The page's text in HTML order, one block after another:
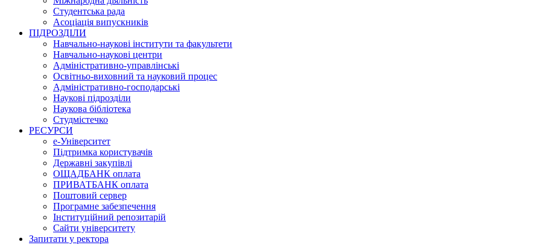
Студентська рада
Асоціація випускників
ПІДРОЗДІЛИ
Навчально-наукові інститути та факультети
Навчально-наукові центри
Адміністративно-управлінські
Освітньо-виховний та науковий процес
Адміністративно-господарські
Наукові підрозділи
Наукова бібліотека
Студмістечко
РЕСУРСИ
е-Університет
Підтримка користувачів
Державні закупівлі
ОЩАДБАНК оплата
ПРИВАТБАНК оплата
Поштовий сервер
Програмне забезпечення
Інституційний репозитарій
Сайти університету
Запитати у ректора